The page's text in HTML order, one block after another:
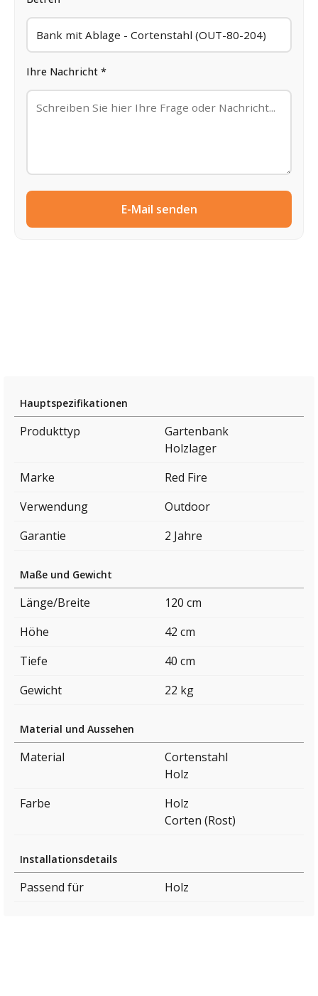
Ihre Nachricht *
E-Mail senden
Hauptspezifikationen
Produkttyp
Gartenbank
Holzlager
Marke
Red Fire
Verwendung
Outdoor
Garantie
2 Jahre
Maße und Gewicht
Länge/Breite
120 cm
Höhe
42 cm
Tiefe
40 cm
Gewicht
22 kg
Material und Aussehen
Material
Cortenstahl
Holz
Farbe
Holz
Corten (Rost)
Installationsdetails
Passend für Holz